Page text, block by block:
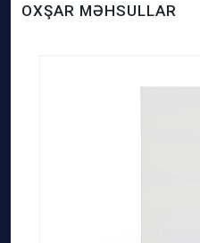
OXŞAR MƏHSULLAR